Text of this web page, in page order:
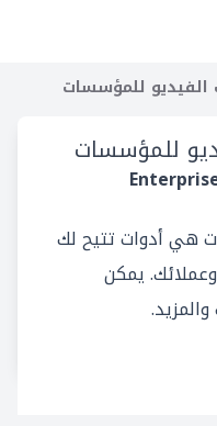
الفيديو للمؤسسات
للمؤسسات
هي أدوات تتيح لك
يمكن